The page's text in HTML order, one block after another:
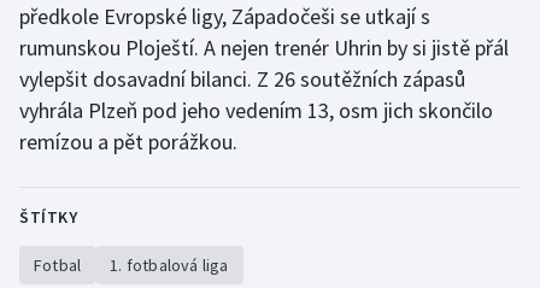
Plážový volejbal
Ragby
Rychlobruslení
Rychlostní kanoistika
Short track
předkole Evropské ligy, Západočeši se utkají s
rumunskou Ploještí. A nejen trenér Uhrin by si jistě přál
vylepšit dosavadní bilanci. Z 26 soutěžních zápasů
vyhrála Plzeň pod jeho vedením 13, osm jich skončilo
remízou a pět porážkou.
ŠTÍTKY
Fotbal 1. fotbalová liga